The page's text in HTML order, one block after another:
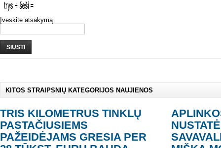
Įveskite atsakymą
SIŲSTI
KITOS STRAIPSNIŲ KATEGORIJOS NAUJIENOS
TRIS KILOMETRUS TINKLŲ
PASTAČIUSIEMS
PAŽEIDĖJAMS GRESIA PER